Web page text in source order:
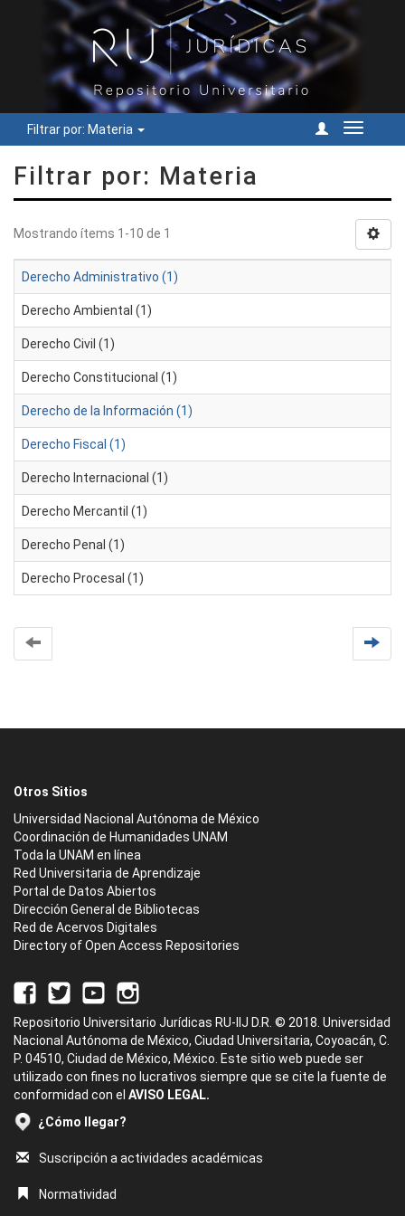
Filtrar por: Materia
Cambiar
Filtrar por: Materia
Mostrando ítems 1-10 de 1
Derecho Administrativo (1)
Derecho Ambiental (1)
Derecho Civil (1)
Derecho Constitucional (1)
Derecho de la Información (1)
Derecho Fiscal (1)
Derecho Internacional (1)
Derecho Mercantil (1)
Derecho Penal (1)
Derecho Procesal (1)
Otros Sitios
Universidad Nacional Autónoma de México
Coordinación de Humanidades UNAM
Toda la UNAM en línea
Red Universitaria de Aprendizaje
Portal de Datos Abiertos
Dirección General de Bibliotecas
Red de Acervos Digitales
Directory of Open Access Repositories
Repositorio Universitario Jurídicas RU-IIJ D.R. © 2018. Universidad
Nacional Autónoma de México, Ciudad Universitaria, Coyoacán, C.
P. 04510, Ciudad de México, México. Este sitio web puede ser
utilizado con fines no lucrativos siempre que se cite la fuente de
conformidad con el AVISO LEGAL.
¿Cómo llegar?
Suscripción a actividades académicas
Normatividad